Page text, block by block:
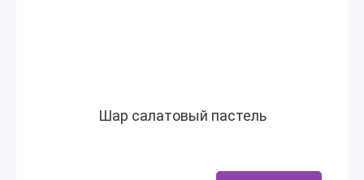
Шар салатовый пастель